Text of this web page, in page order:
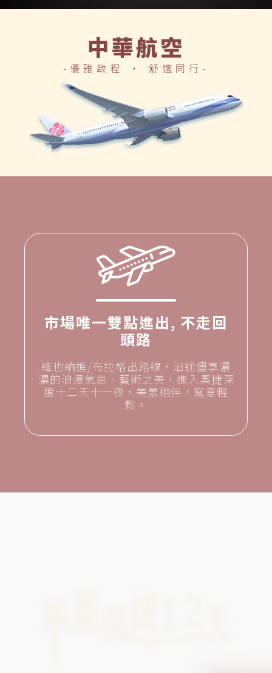
中華航空
優雅啟程 ‧ 舒適同行
市場唯一雙點進出, 不走回
頭路
維也納進/布拉格出路線，沿途儘享濃
濃的浪漫氣息、藝術之美，進入奧捷深
度十二天十一夜，美景相伴，寫意輕
鬆。